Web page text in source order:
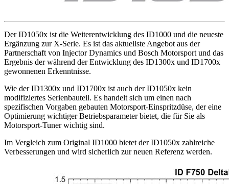
Der ID1050x ist die Weiterentwicklung des ID1000 und die neueste
Ergänzung zur X-Serie. Es ist das aktuellste Angebot aus der
Partnerschaft von Injector Dynamics und Bosch Motorsport und das
Ergebnis der während der Entwicklung des ID1300x und ID1700x
gewonnenen Erkenntnisse.
Wie der ID1300x und ID1700x ist auch der ID1050x kein
modifiziertes Serienbauteil. Es handelt sich um einen nach
spezifischen Vorgaben gebauten Motorsport-Einspritzdüse, der eine
Optimierung wichtiger Betriebsparameter bietet, die für Sie als
Motorsport-Tuner wichtig sind.
Im Vergleich zum Original ID1000 bietet der ID1050x zahlreiche
Verbesserungen und wird sicherlich zur neuen Referenz werden.